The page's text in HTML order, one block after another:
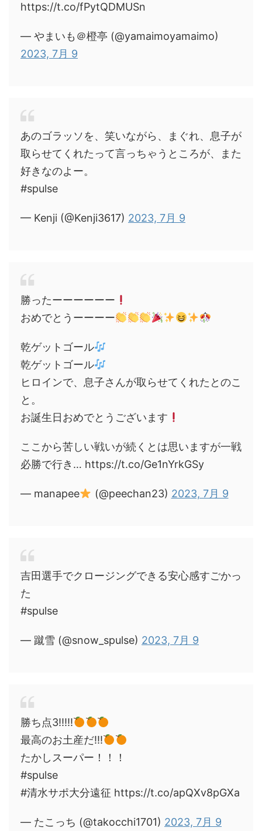
https://t.co/fPytQDMUSn
— やまいも＠橙亭 (@yamaimoyamaimo)
2023, 7月 9
あのゴラッソを、笑いながら、まぐれ、息子が
取らせてくれたって言っちゃうところが、また
好きなのよー。
#spulse
— Kenji (@Kenji3617) 2023, 7月 9
勝ったーーーーーー
おめでとうーーーー
乾ゲットゴール
乾ゲットゴール
ヒロインで、息子さんが取らせてくれたとのこ
と。
お誕生日おめでとうございます
ここから苦しい戦いが続くとは思いますが一戦
必勝で行き… https://t.co/Ge1nYrkGSy
— manapee (@peechan23) 2023, 7月 9
吉田選手でクロージングできる安心感すごかっ
た
#spulse
— 蹴雪 (@snow_spulse) 2023, 7月 9
勝ち点3!!!!!
最高のお土産だ!!!
たかしスーパー！！！
#spulse
#清水サポ大分遠征 https://t.co/apQXv8pGXa
— たこっち (@takocchi1701) 2023, 7月 9